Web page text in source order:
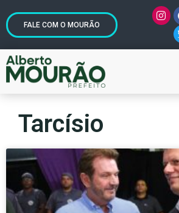
FALE COM O MOURÃO
Tarcísio